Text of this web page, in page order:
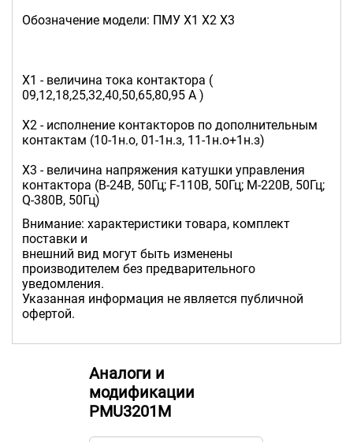
Обозначение модели: ПМУ Х1 Х2 Х3
Х1 - величина тока контактора (
09,12,18,25,32,40,50,65,80,95 А )
Х2 - исполнение контакторов по дополнительным
контактам (10-1н.о, 01-1н.з, 11-1н.о+1н.з)
Х3 - величина напряжения катушки управления
контактора (B-24В, 50Гц; F-110В, 50Гц; M-220В, 50Гц;
Q-380В, 50Гц)
Внимание: характеристики товара, комплект
поставки и
внешний вид могут быть изменены
производителем без предварительного
уведомления.
Указанная информация не является публичной
офертой.
Аналоги и
модификации
PMU3201M